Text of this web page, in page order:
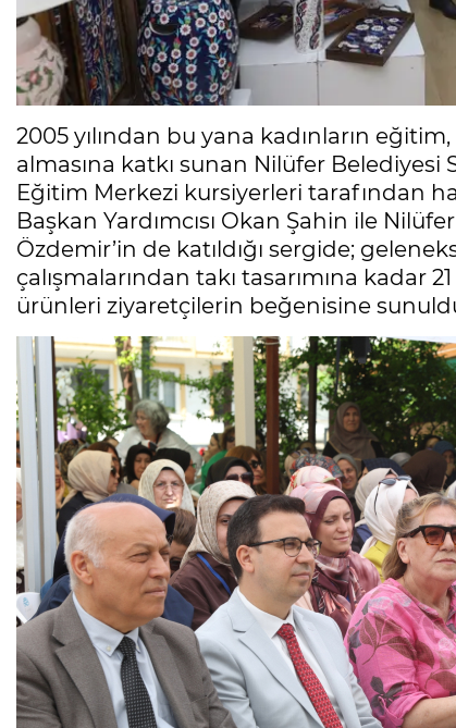
2005 yılından bu yana kadınların
almasına katkı sunan Nilüfer
Eğitim Merkezi kursiyerleri tarafından
Başkan Yardımcısı Okan Şahin ile
Özdemir’in de katıldığı sergide;
çalışmalarından takı tasarımına kadar
ürünleri ziyaretçilerin beğenisine